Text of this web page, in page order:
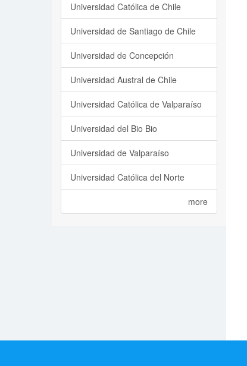
Universidad Católica de Chile
Universidad de Santiago de Chile
Universidad de Concepción
Universidad Austral de Chile
Universidad Católica de Valparaíso
Universidad del Bio Bio
Universidad de Valparaíso
Universidad Católica del Norte
more